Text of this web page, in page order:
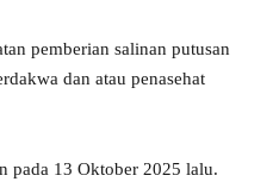
pemberian salinan putusan
dan atau penasehat
pada 13 Oktober 2025 lalu.